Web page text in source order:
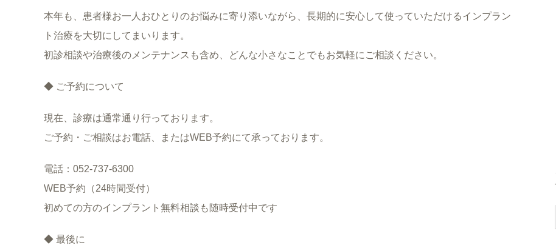
本年も、患者様お一人おひとりのお悩みに寄り添いながら、長期的に安心して使っていただけるインプラン
ト治療を大切にしてまいります。
初診相談や治療後のメンテナンスも含め、どんな小さなことでもお気軽にご相談ください。
◆ ご予約について
現在、診療は通常通り行っております。
ご予約・ご相談はお電話、またはWEB予約にて承っております。
電話：052-737-6300
WEB予約（24時間受付）
初めての方のインプラント無料相談も随時受付中です
◆ 最後に